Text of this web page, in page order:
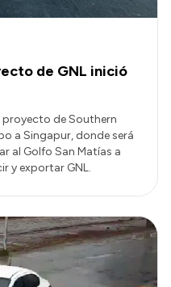
de GNL inició
proyecto de Southern
a Singapur, donde será
al Golfo San Matías a
y exportar GNL.